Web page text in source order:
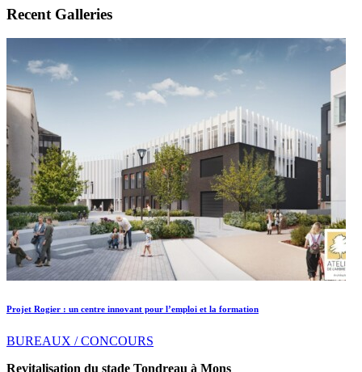
Recent Galleries
Projet Rogier : un centre innovant pour l’emploi et la formation
BUREAUX / CONCOURS
Revitalisation du stade Tondreau à Mons